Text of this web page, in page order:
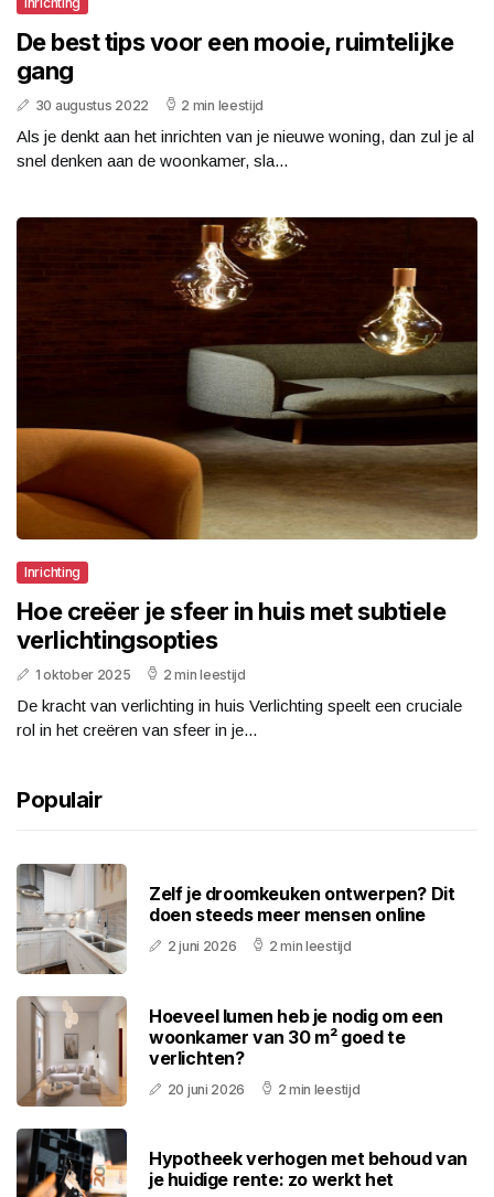
De best tips voor een mooie, ruimtelijke
gang
30 augustus 2022 2 min leestijd
Als je denkt aan het inrichten van je nieuwe woning, dan zul je al
snel denken aan de woonkamer, sla...
Inrichting
Hoe creëer je sfeer in huis met subtiele
verlichtingsopties
1 oktober 2025 2 min leestijd
De kracht van verlichting in huis Verlichting speelt een cruciale
rol in het creëren van sfeer in je...
Populair
Zelf je droomkeuken ontwerpen? Dit
doen steeds meer mensen online
2 juni 2026 2 min leestijd
Hoeveel lumen heb je nodig om een
woonkamer van 30 m² goed te
verlichten?
20 juni 2026 2 min leestijd
Hypotheek verhogen met behoud van
je huidige rente: zo werkt het